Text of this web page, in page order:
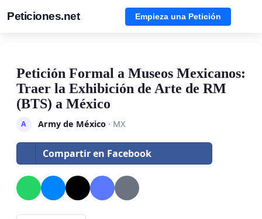
Peticiones.net Empieza una Petición
Petición Formal a Museos Mexicanos:
Traer la Exhibición de Arte de RM
(BTS) a México
A Army de México· MX
Compartir en Facebook